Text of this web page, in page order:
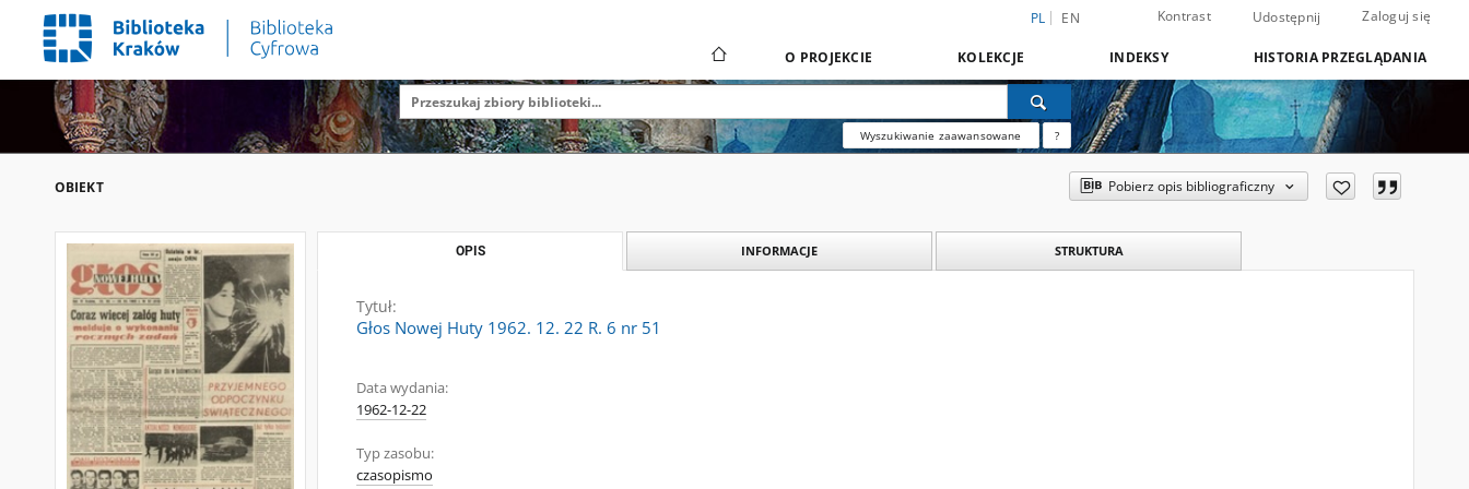
PL EN Kontrast Udostępnij Zaloguj się
O PROJEKCIE KOLEKCJE INDEKSY HISTORIA PRZEGLĄDANIA
Wyszukiwanie zaawansowane ?
OBIEKT Pobierz opis bibliograficzny
OPIS INFORMACJE STRUKTURA
Tytuł:
Głos Nowej Huty 1962. 12. 22 R. 6 nr 51
Data wydania:
1962-12-22
Typ zasobu:
czasopismo